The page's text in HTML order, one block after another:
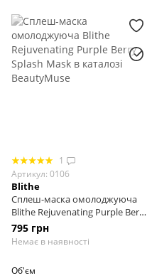
1
Артикул: 0106
Blithe
Сплеш-маска омолоджуюча
Blithe Rejuvenating Purple Berry
Splash Mask, 150 мл
795 грн
Немає в наявності
Об'єм